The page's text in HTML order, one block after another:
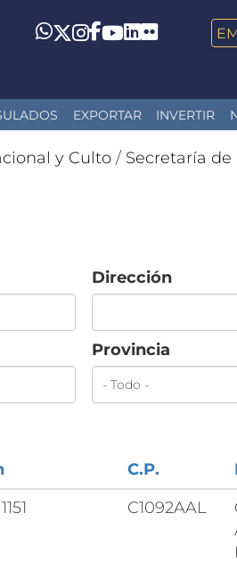
Whatsapp
Twitter
Instagram
Facebook
YouTube
LinkedIn
Flickr
EXPORTAR INVERTIR
y Culto / Secretaría
Dirección
Provincia
C.P.
C1092AAL